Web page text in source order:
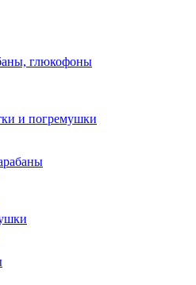
глюкофоны
и погремушки